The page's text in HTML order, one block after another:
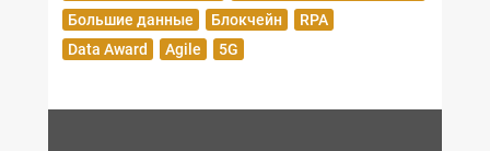
Большие данные
Блокчейн
RPA
Data Award
Agile 5G